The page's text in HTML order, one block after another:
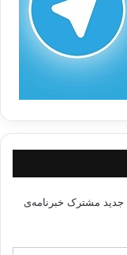
جدید مشترک خبرنامه‌ی